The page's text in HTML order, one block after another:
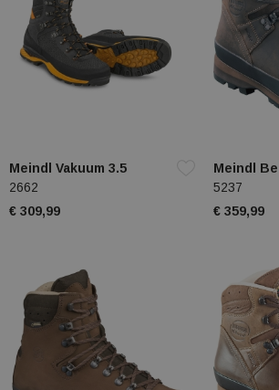
Meindl Vakuum 3.5
2662
€ 309,99
Meindl
5237
€ 359,99